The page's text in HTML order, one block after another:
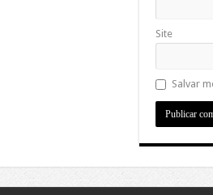
Site
Salvar